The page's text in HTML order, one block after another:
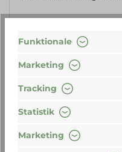
11,00 €* 13,90 €*
Funktionale
Marketing
Tracking
Statistik
Marketing